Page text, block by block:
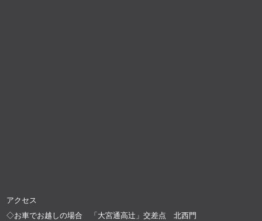
アクセス
◇お車でお越しの場合 「大宮通高辻」交差点 北西門